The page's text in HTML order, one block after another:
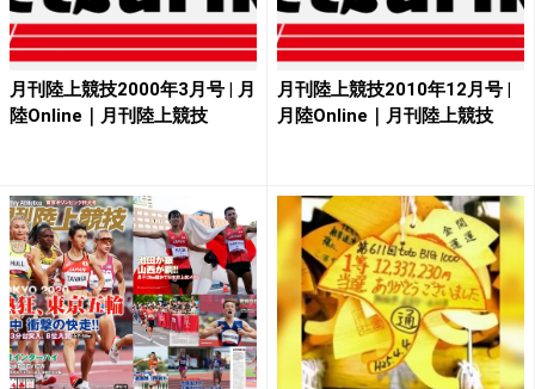
月刊陸上競技2000年3月号 | 月
陸Online｜月刊陸上競技
月刊陸上競技2010年12月号 |
月陸Online｜月刊陸上競技